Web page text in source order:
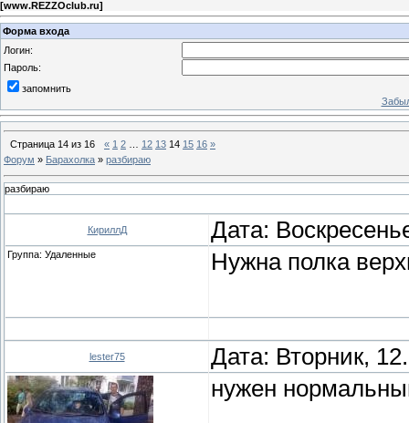
[www.REZZOclub.ru]
Форма входа
Логин:
Пароль:
запомнить
Страница 14 из 16 « 1 2 12 13 14 15 16 »
Форум » Барахолка » разбираю
разбираю
КириллД Дата:
Группа: Удаленные Нужна полка
lester75 Дата: Вторник,
нужен